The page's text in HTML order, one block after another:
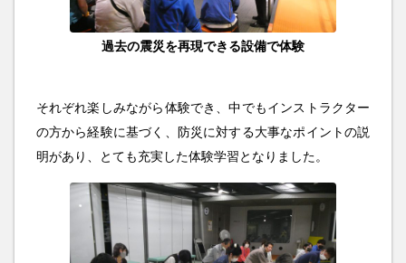
過去の震災を再現できる設備で体験
それぞれ楽しみながら体験でき、中でもインストラクター
の方から経験に基づく、防災に対する大事なポイントの説
明があり、とても充実した体験学習となりました。